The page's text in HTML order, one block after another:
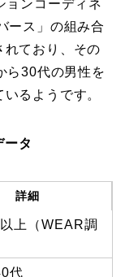
ョンコーディネ
ース」の組み合
れており、その
ら30代の男性を
るようです。
ータ
詳細
上（WEAR調
代